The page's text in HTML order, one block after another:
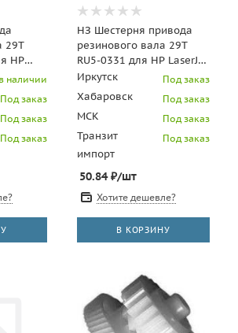
29T
HP
наличии
Под заказ
Под заказ
Под заказ
НЗ Шестерня привода
резинового вала 29T
RU5-0331 для HP LaserJet
1160/1320/2420 (CET),
CET0025, CET
Иркутск Под заказ
Хабаровск Под заказ
МСК Под заказ
Транзит
импорт
Под заказ
50.84₽/шт
Хотите дешевле?
В КОРЗИНУ